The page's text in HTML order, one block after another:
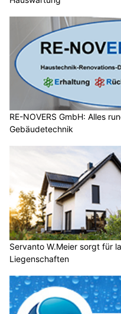
RE-NOVERS GmbH: Alles
Gebäudetechnik
Servanto W.Meier sorgt für
Liegenschaften